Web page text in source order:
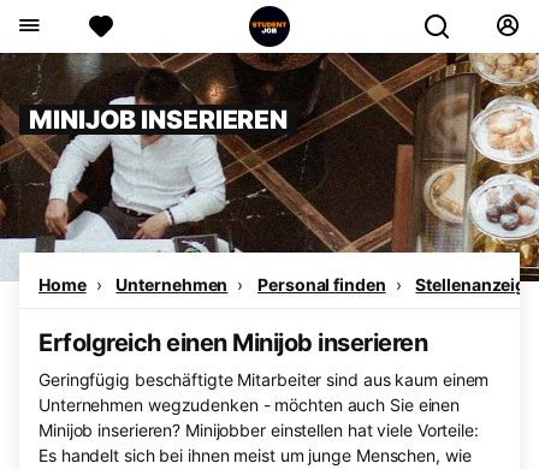
MINIJOB INSERIEREN
Home Unternehmen Personal finden
Erfolgreich einen Minijob inserieren
Geringfügig beschäftigte Mitarbeiter sind aus kaum einem
Unternehmen wegzudenken - möchten auch Sie einen
Minijob inserieren? Minijobber einstellen hat viele Vorteile:
Es handelt sich bei ihnen meist um junge Menschen, wie